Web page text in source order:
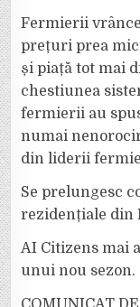
Fermierii
prețuri prea
și piață tot mai
chestiunea
fermierii au
numai
din liderii
Se prelungesc
rezidențiale din
AI Citizens mai
unui nou sezon.